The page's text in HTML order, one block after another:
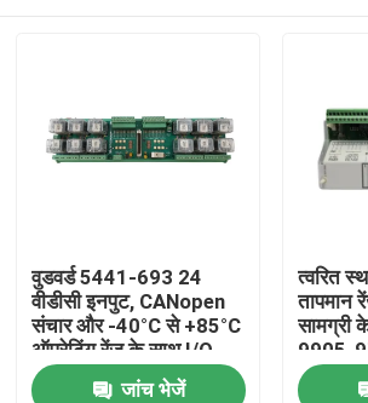
वुडवर्ड 5441-693 24
वीडीसी इनपुट, CANopen
संचार और -40°C से +85°C
ऑपरेटिंग रेंज के साथ I/O
मॉड्यूल
जांच भेजें
त्वरित
तापमान
सामग्री
9905-